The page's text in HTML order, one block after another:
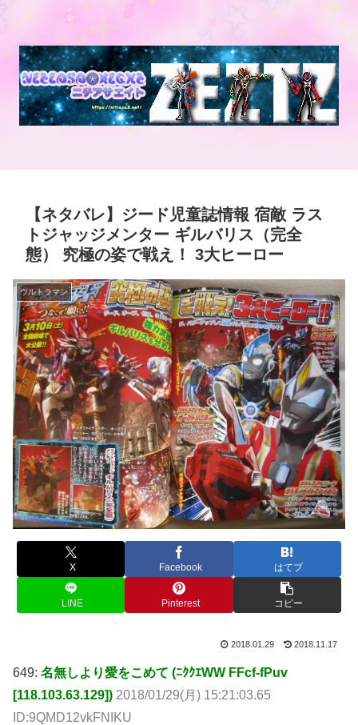
【ネタバレ】ジード児童誌情報 宿敵 ラス
トジャッジメンター ギルバリス（完全
態） 究極の姿で戦え！ 3大ヒーロー
ウルトラマン
X Facebook はてブ
LINE Pinterest コピー
2018.01.29 2018.11.17
649: 名無しより愛をこめて (ﾆｸｸｴWW FFcf-fPuv
[118.103.63.129]) 2018/01/29(月) 15:21:03.65
ID:9QMD12vkFNIKU